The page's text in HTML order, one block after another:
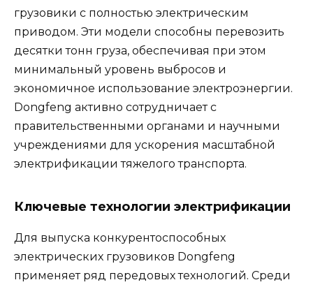
грузовики с полностью электрическим
приводом. Эти модели способны перевозить
десятки тонн груза, обеспечивая при этом
минимальный уровень выбросов и
экономичное использование электроэнергии.
Dongfeng активно сотрудничает с
правительственными органами и научными
учреждениями для ускорения масштабной
электрификации тяжелого транспорта.
Ключевые технологии электрификации
Для выпуска конкурентоспособных
электрических грузовиков Dongfeng
применяет ряд передовых технологий. Среди